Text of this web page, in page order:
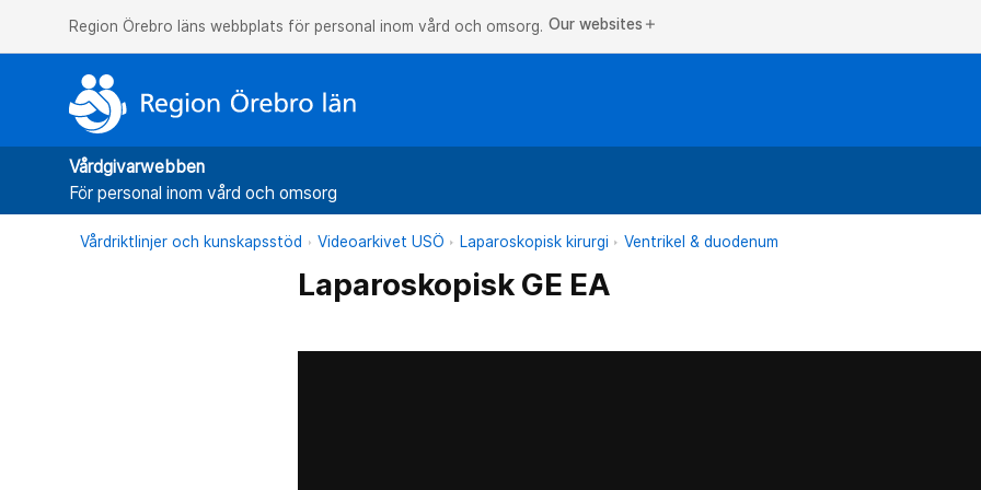
Region Örebro läns webbplats för personal inom vård och omsorg. Our websites add
Vårdgivarwebben
För personal inom vård och omsorg
Vårdriktlinjer och kunskapsstöd Videoarkivet USÖ Laparoskopisk kirurgi Ventrikel & duodenum
Laparoskopisk GE EA